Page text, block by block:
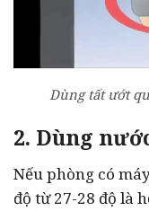
Dùng tất ướt
2. Dùng
Nếu phòng có
độ từ 27-28 độ là